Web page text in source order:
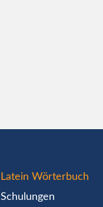
Latein Wörterbuch
Schulungen